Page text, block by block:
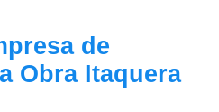
de
Obra Itaquera